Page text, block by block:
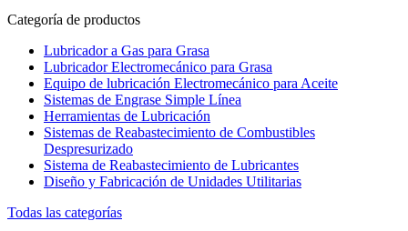
Categoría de productos
Lubricador a Gas para Grasa
Lubricador Electromecánico para Grasa
Equipo de lubricación Electromecánico para Aceite
Sistemas de Engrase Simple Línea
Herramientas de Lubricación
Sistemas de Reabastecimiento de Combustibles
Despresurizado
Sistema de Reabastecimiento de Lubricantes
Diseño y Fabricación de Unidades Utilitarias
Todas las categorías